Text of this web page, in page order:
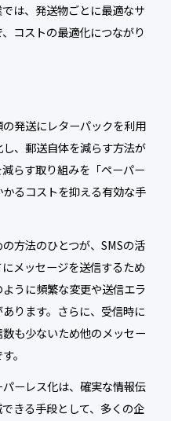
は、発送物ごとに最適なサ
コストの最適化につながり
発送にレターパックを利用
、郵送自体を減らす方法が
らす取り組みを「ペーパー
るコストを抑える有効な手
方法のひとつが、SMSの活
メッセージを送信するため
うに頻繁な変更や送信エラ
ります。さらに、受信時に
も少ないため他のメッセー
。
ーレス化は、確実な情報伝
きる手段として、多くの企